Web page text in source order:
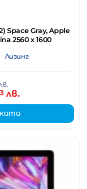
Space Gray, Apple
2560 x 1600
Лизинг
лв.